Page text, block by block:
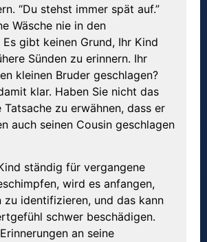
“Du stehst immer spät auf.”
Wäsche nie in den
Es gibt keinen Grund, Ihr Kind
Sünden zu erinnern. Ihr
kleinen Bruder geschlagen?
klar. Haben Sie nicht das
Tatsache zu erwähnen, dass er
auch seinen Cousin geschlagen
ständig für vergangene
wird es anfangen,
zu identifizieren, und das kann
schwer beschädigen.
an seine